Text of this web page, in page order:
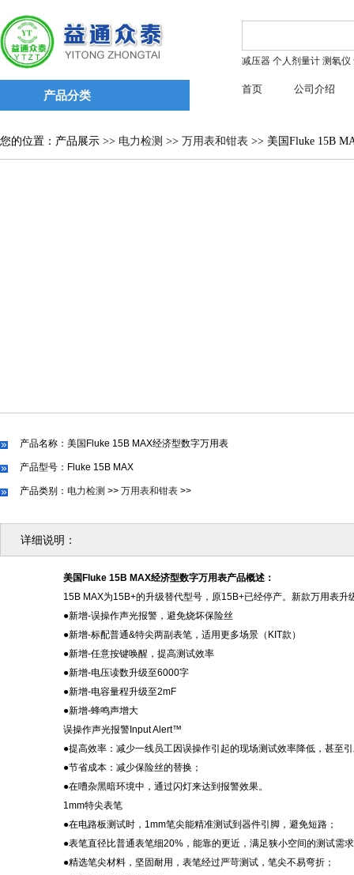
产品分类
减压器 个人剂量计 测氡仪
首页 公司介绍
您的位置：产品展示 >> 电力检测 >> 万用表和钳表 >> 美国Fluke 15B
产品名称：美国Fluke 15B MAX经济型数字万用表
产品型号：Fluke 15B MAX
产品类别： 电力检测 >> 万用表和钳表 >>
详细说明：
美国 Fluke 15B MAX经济型数字万用表产品概述：
15B MAX为15B+的升级替代型号，原15B+已经停产。新款万用表升
●新增-误操作声光报警，避免烧坏保险丝
●新增-标配普通&特尖两副表笔，适用更多场景（KIT款）
●新增-任意按键唤醒，提高测试效率
●新增-电压读数升级至6000字
●新增-电容量程升级至2mF
●新增-蜂鸣声增大
误操作声光报警 Input Alert™
●提高效率：减少一线员工因误操作引起的现场测试效率降低，甚至
●节省成本：减少保险丝的替换；
●在嘈杂黑暗环境中，通过闪灯来达到报警效果。
1mm特尖表笔
●在电路板测试时，1mm笔尖能精准测试到器件引脚，避免短路；
●表笔直径比普通表笔细20%，能靠的更近，满足狭小空间的测试需
●精选笔尖材料，坚固耐用，表笔经过严苛测试，笔尖不易弯折；